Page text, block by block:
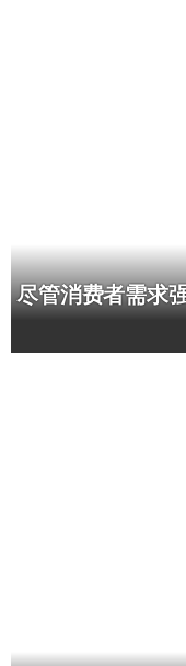
尽管消费者需求